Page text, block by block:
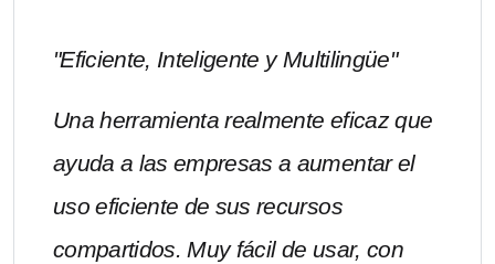
"Eficiente, Inteligente y Multilingüe"
Una herramienta realmente eficaz que
ayuda a las empresas a aumentar el
uso eficiente de sus recursos
compartidos. Muy fácil de usar, con